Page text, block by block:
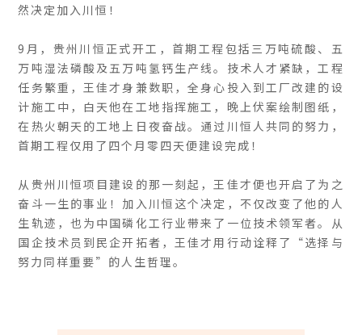
然决定加入川恒！
9月，贵州川恒正式开工，首期工程包括三万吨硫酸、五
万吨湿法磷酸及五万吨氢钙生产线。技术人才紧缺，工程
任务繁重，王佳才身兼数职，全身心投入到工厂改建的设
计施工中，白天他在工地指挥施工，晚上伏案绘制图纸，
在热火朝天的工地上日夜奋战。通过川恒人共同的努力，
首期工程仅用了四个月零四天便建设完成！
从贵州川恒项目建设的那一刻起，王佳才便也开启了为之
奋斗一生的事业！加入川恒这个决定，不仅改变了他的人
生轨迹，也为中国磷化工行业带来了一位技术领军者。从
国企技术员到民企开拓者，王佳才用行动诠释了“选择与
努力同样重要”的人生哲理。